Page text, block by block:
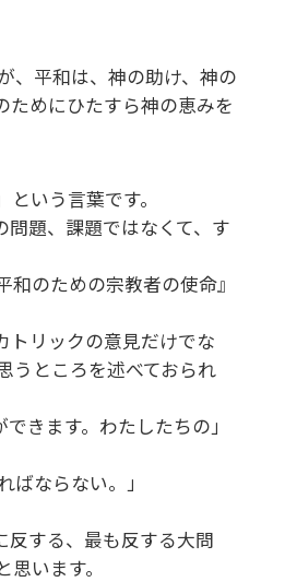
、平和は、神の助け、神の
ためにひたすら神の恵みを
という言葉です。
題、課題ではなくて、す
のための宗教者の使命』
トリックの意見だけでな
うところを述べておられ
きます。わたしたちの」
ばならない。」
反する、最も反する大問
思います。